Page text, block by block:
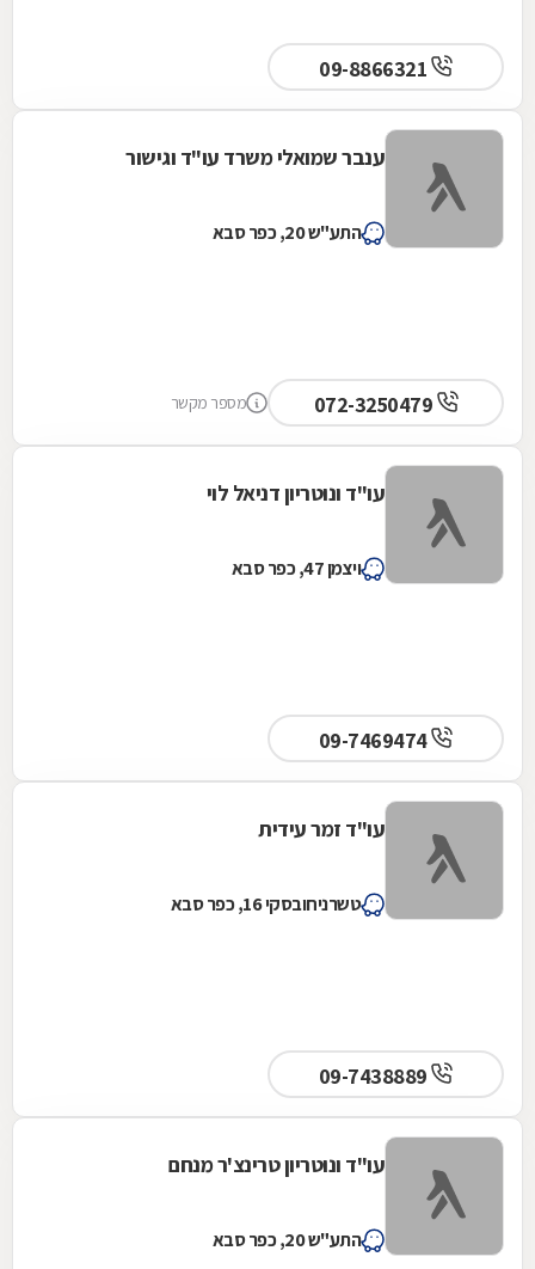
ענבר שמואלי משרד עו"ד וגישור
התע"ש 20, כפר סבא
מספר מקשר
עו"ד ונוטריון דניאל לוי
ויצמן 47, כפר סבא
09-7469474
עו"ד זמר עידית
טשרניחובסקי 16, כפר סבא
09-7438889
עו"ד ונוטריון טרינצ'ר מנחם
התע"ש 20, כפר סבא